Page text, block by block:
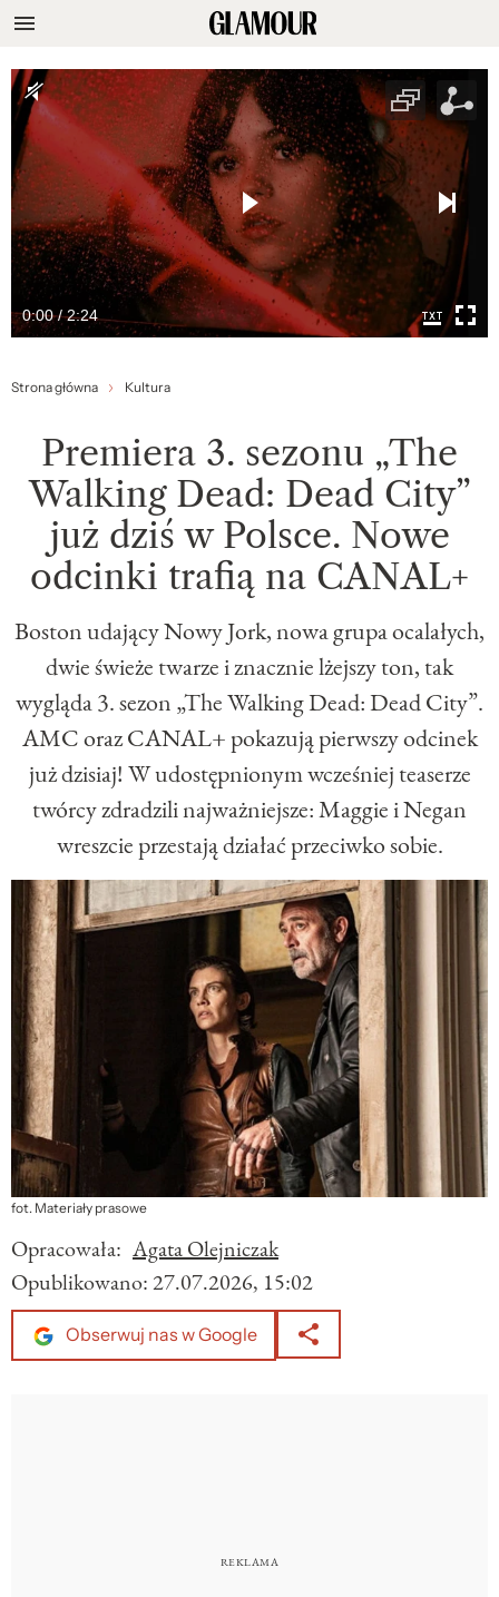
0:00 / 2:24
Strona główna Kultura
Premiera 3. sezonu „The
Walking Dead: Dead City”
już dziś w Polsce. Nowe
odcinki trafią na CANAL+
Boston udający Nowy Jork, nowa grupa ocalałych,
dwie świeże twarze i znacznie lżejszy ton, tak
wygląda 3. sezon „The Walking Dead: Dead City”.
AMC oraz CANAL+ pokazują pierwszy odcinek
już dzisiaj! W udostępnionym wcześniej teaserze
twórcy zdradzili najważniejsze: Maggie i Negan
wreszcie przestają działać przeciwko sobie.
fot. Materiały prasowe
Opracowała: Agata Olejniczak
Opublikowano:27.07.2026, 15:02
Obserwuj nas w Google